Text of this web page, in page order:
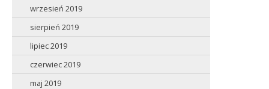
wrzesień 2019
sierpień 2019
lipiec 2019
czerwiec 2019
maj 2019